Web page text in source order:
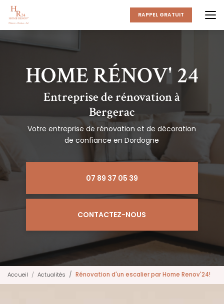
Aller
contenu
principal
RAPPEL GRATUIT
Entreprise de rénovation à
Bergerac
Votre entreprise de rénovation et de décoration
de confiance en Dordogne
07 89 37 05 39
CONTACTEZ-NOUS
Accueil Actualités Rénovation d'un escalier par Home Renov'24!